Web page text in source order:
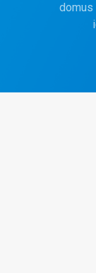
domus